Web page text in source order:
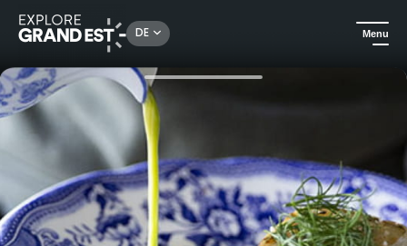
DE Menu
Sehenswertes in der Region Grand Est La Salle à manger Mirabelle - Ausgezeichnete Terroir-Brauerei in Langres